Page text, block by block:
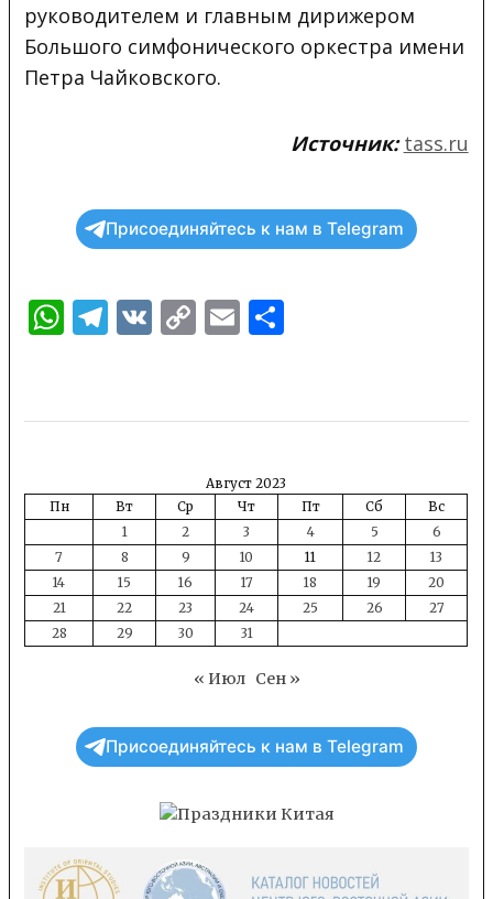
руководителем и главным дирижером
Большого симфонического оркестра имени
Петра Чайковского.
Источник: tass.ru
Присоединяйтесь к нам в Telegram
WhatsApp
Telegram
VKCopyEmail
Август 2023
Пн
Вт Ср Чт Пт Сб
Вс
1
2 3 4 5
6
7
8 9 10 11 12
13
14
15 16 17 18 19
20
21
22 23 24 25 26
27
28
29 30 31
« Июл Сен »
Присоединяйтесь к нам в Telegram